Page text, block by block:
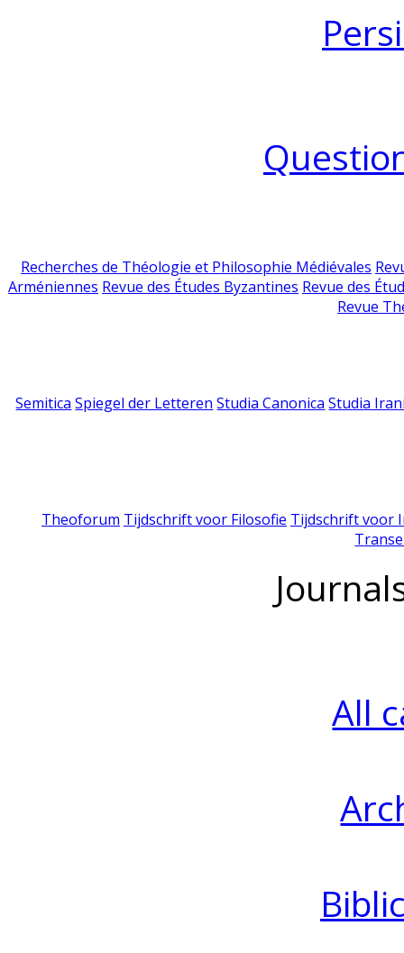
Recherches de Théologie et Philosophie Médiévales
Arméniennes Revue des Études Byzantines Revue des
Revue
Semitica Spiegel der Letteren Studia Canonica Studia
Theoforum Tijdschrift voor Filosofie Tijdschrift voor
All